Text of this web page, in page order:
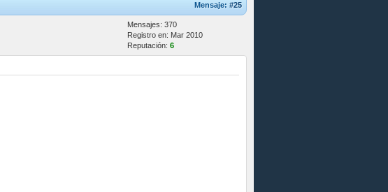
Mensaje: #25
Mensajes: 370
Registro en: Mar 2010
Reputación: 6